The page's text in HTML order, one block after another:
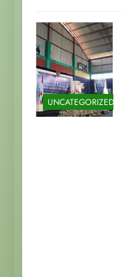
UNCATEGORIZED